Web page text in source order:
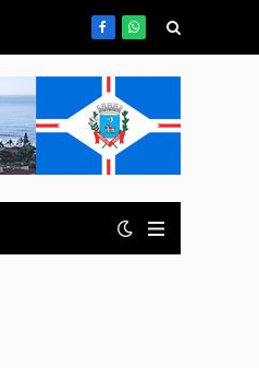
FacebookWhatsApp